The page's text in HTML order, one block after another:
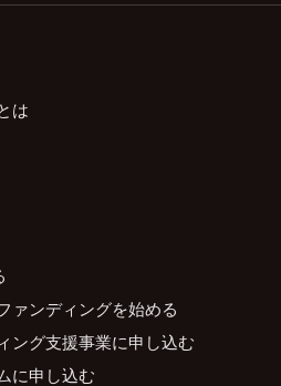
は
ァンディングを始める
ング支援事業に申し込む
に申し込む